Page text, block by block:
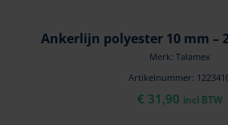
Ankerlijn polyester 10 mm –
Merk: Talamex
Artikelnummer:
€ 31,90 incl BTW